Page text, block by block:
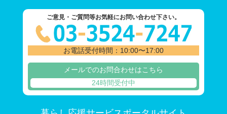
ご意見・ご質問等お気軽にお問い合わせ下さい。
お電話受付時間：10:00〜17:00
メールでのお問合わせはこちら
24時間受付中